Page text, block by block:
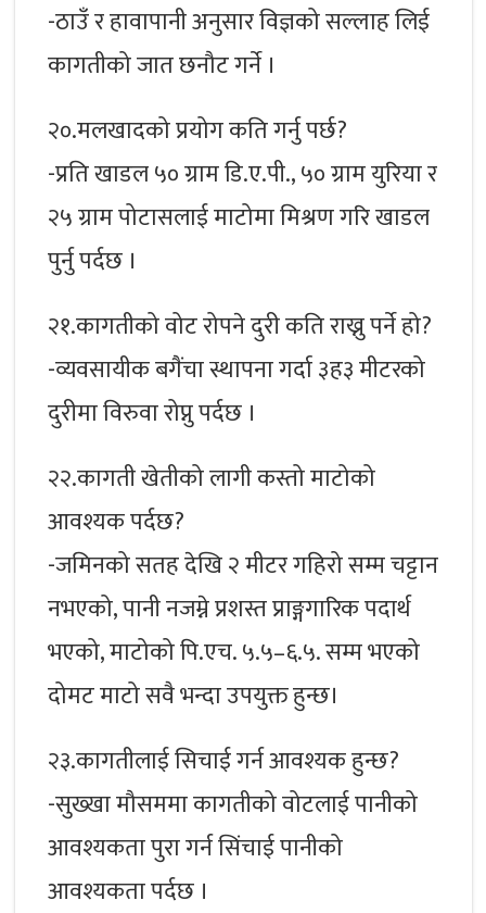
-ठाउँ र हावापानी अनुसार विज्ञको सल्लाह लिई
कागतीको जात छनौट गर्ने ।
२०.मलखादको प्रयोग कति गर्नु पर्छ?
-प्रति खाडल ५० ग्राम डि.ए.पी., ५० ग्राम युरिया र
२५ ग्राम पोटासलाई माटोमा मिश्रण गरि खाडल
पुर्नु पर्दछ ।
२१.कागतीको वोट रोपने दुरी कति राख्नु पर्ने हो?
-व्यवसायीक बगैंचा स्थापना गर्दा ३ह३ मीटरको
दुरीमा विरुवा रोप्नु पर्दछ ।
२२.कागती खेतीको लागी कस्तो माटोको
आवश्यक पर्दछ?
-जमिनको सतह देखि २ मीटर गहिरो सम्म चट्टान
नभएको, पानी नजम्ने प्रशस्त प्राङ्गगारिक पदार्थ
भएको, माटोको पि.एच. ५.५–६.५. सम्म भएको
दोमट माटो सवै भन्दा उपयुक्त हुन्छ।
२३.कागतीलाई सिचाई गर्न आवश्यक हुन्छ?
-सुख्खा मौसममा कागतीको वोटलाई पानीको
आवश्यकता पुरा गर्न सिंचाई पानीको
आवश्यकता पर्दछ ।